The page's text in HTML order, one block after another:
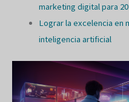
marketing digital para
Lograr la excelencia en
inteligencia artificial